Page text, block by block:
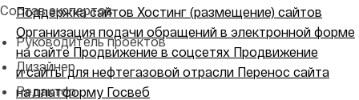
Поддержка сайтов Хостинг (размещение) сайтов
Организация подачи обращений в электронной форме
на сайтеПродвижение в соцсетях Продвижение
и сайты для нефтегазовой отрасли Перенос сайта
на платформу Госвеб
Состав экспертов
Руководитель проектов
Дизайнер
Редактор